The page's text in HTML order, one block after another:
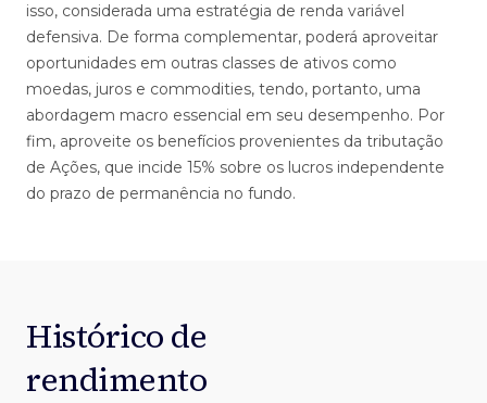
isso, considerada uma estratégia de renda variável
defensiva. De forma complementar, poderá aproveitar
oportunidades em outras classes de ativos como
moedas, juros e commodities, tendo, portanto, uma
abordagem macro essencial em seu desempenho. Por
fim, aproveite os benefícios provenientes da tributação
de Ações, que incide 15% sobre os lucros independente
do prazo de permanência no fundo.
Histórico de
rendimento